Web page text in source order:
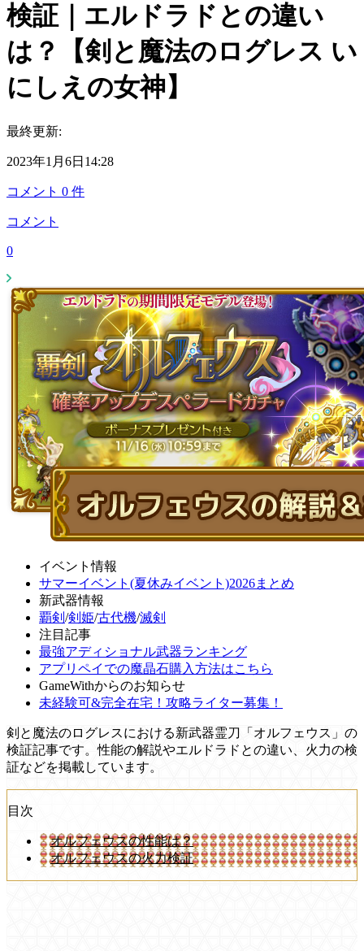
検証｜エルドラドとの違い
は？【剣と魔法のログレス い
にしえの女神】
最終更新:
2023年1月6日14:28
コメント 0 件
コメント
0
イベント情報
サマーイベント(夏休みイベント)2026まとめ
新武器情報
覇剣 /剣姫/古代機/滅剣
注目記事
最強アディショナル武器ランキング
アプリペイでの魔晶石購入方法はこちら
GameWithからのお知らせ
未経験可&完全在宅！攻略ライター募集！
剣と魔法のログレスにおける新武器霊刀「オルフェウス」の
検証記事です。性能の解説やエルドラドとの違い、火力の検
証などを掲載しています。
目次
オルフェウスの性能は？
オルフェウスの火力検証